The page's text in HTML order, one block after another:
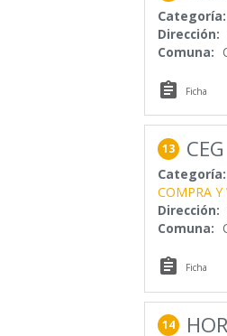
Categoría:
Dirección:
Comuna:
 Ficha
13
Categoría:
COMPRA Y
Dirección:
Comuna:
 Ficha
14